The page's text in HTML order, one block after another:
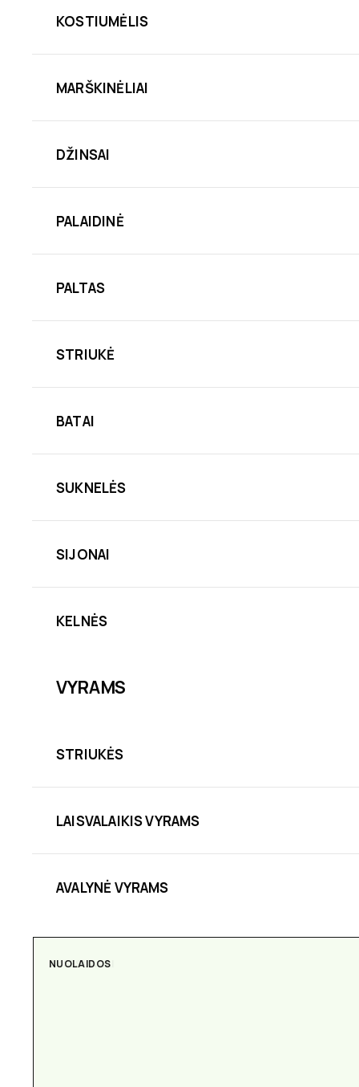
KOSTIUMĖLIS
MARŠKINĖLIAI
DŽINSAI
PALAIDINĖ
PALTAS
STRIUKĖ
BATAI
SUKNELĖS
SIJONAI
KELNĖS
VYRAMS
STRIUKĖS
LAISVALAIKIS VYRAMS
AVALYNĖ VYRAMS
NUOLAIDOS
AKSESUARAI